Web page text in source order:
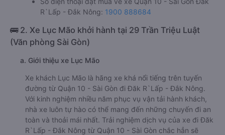
R`Lấp - Đắk Nông: 1900 888684
🚌 2. Xe Lục Mão khởi hành tại 29 Trần Triệu Luật
(Văn phòng Sài Gòn)
a. Giới thiệu xe Lục Mão
Xe khách Lục Mão là hãng xe khá nổi tiếng trên tuyến
đường từ Quận 10 - Sài Gòn đi Đăk R`Lấp - Đắk Nông.
Với kinh nghiệm nhiều năm phục vụ vận tải hành khách,
nhà xe luôn tự hào có thể mang đến những chuyến đi an
toàn và thoải mái nhất. Trải nghiệm dịch vụ của xe đi Đăk
R`Lấp - Đắk Nông từ Quận 10 - Sài Gòn chắc hẳn sẽ